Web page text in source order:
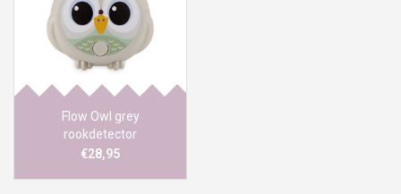
Flow Owl grey
rookdetector
€28,95